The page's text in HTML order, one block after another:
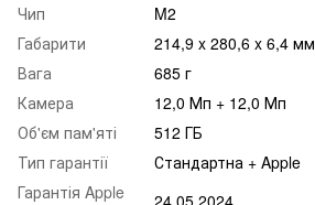
Чип
M2
Габарити
214,9 x 280,6 x 6,4 мм
Вага
685 г
Камера
12,0 Мп + 12,0 Мп
Об'єм пам'яті
512 ГБ
Тип гарантії
Стандартна + Apple
Гарантія Apple
24.05.2024